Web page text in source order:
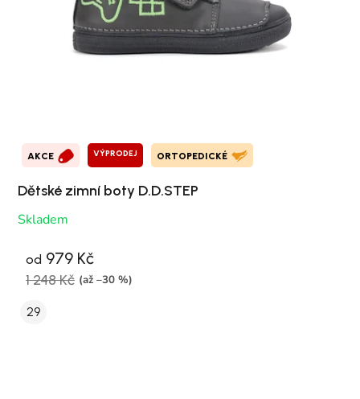
AKCE VÝPRODEJ ORTOPEDICKÉ
Dětské zimní boty D.D.STEP
Skladem
od 979 Kč
1 248 Kč (až –30 %)
29